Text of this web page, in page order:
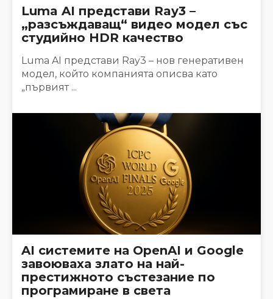
Luma AI представи Ray3 –
„разсъждаващ“ видео модел със
студийно HDR качество
Luma AI представи Ray3 – нов генеративен
модел, който компанията описва като
„първият ...
AI системите на OpenAI и Google
завоюваха злато на най-
престижното състезание по
програмиране в света